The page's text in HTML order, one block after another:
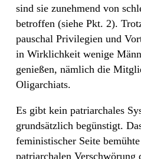
sind sie zunehmend von
betroffen (siehe Pkt. 2).
pauschal Privilegien und
in Wirklichkeit wenige
genießen, nämlich die
Oligarchiats.
Es gibt kein patriarchales
grundsätzlich begünstigt.
feministischer Seite
patriarchalen Verschwörung